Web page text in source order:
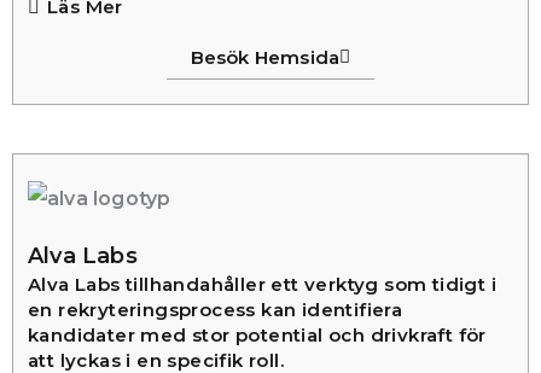
Läs Mer
Besök Hemsida
Alva Labs
Alva Labs tillhandahåller ett verktyg som tidigt i
en rekryteringsprocess kan identifiera
kandidater med stor potential och drivkraft för
att lyckas i en specifik roll.